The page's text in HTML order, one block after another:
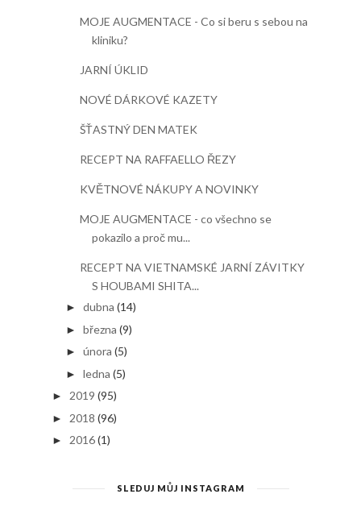
MOJE AUGMENTACE - Co si beru s sebou na
kliniku?
JARNÍ ÚKLID
NOVÉ DÁRKOVÉ KAZETY
ŠŤASTNÝ DEN MATEK
RECEPT NA RAFFAELLO ŘEZY
KVĚTNOVÉ NÁKUPY A NOVINKY
MOJE AUGMENTACE - co všechno se
pokazilo a proč mu...
RECEPT NA VIETNAMSKÉ JARNÍ ZÁVITKY
S HOUBAMI SHITA...
► dubna (14)
► března (9)
► února (5)
► ledna (5)
► 2019 (95)
► 2018 (96)
► 2016(1)
SLEDUJ MŮJ INSTAGRAM